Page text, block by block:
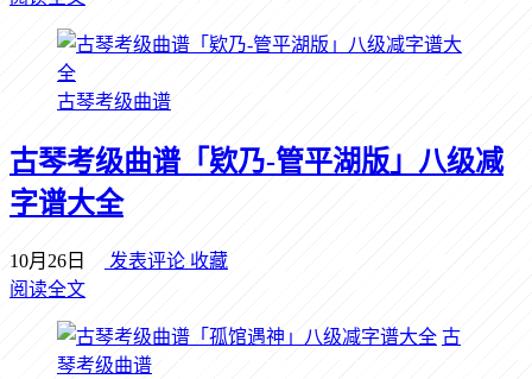
古琴考级曲谱
古琴考级曲谱「欵乃-管平湖版」八级减
字谱大全
10月26日 发表评论 收藏
阅读全文
古
琴考级曲谱